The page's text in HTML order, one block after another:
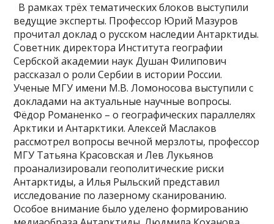
В рамках трёх тематических блоков выступили
ведущие эксперты. Профессор Юрий Мазуров
прочитал доклад о русском наследии Антарктиды.
Советник директора Института географии
Сербской академии наук Душан Филипович
рассказал о роли Сербии в истории России.
Ученые МГУ имени М.В. Ломоносова выступили с
докладами на актуальные научные вопросы.
Фёдор Романенко – о географических параллелях
Арктики и Антарктики. Алексей Маслаков
рассмотрел вопросы вечной мерзлоты, профессор
МГУ Татьяна Красовская и Лев Лукьянов
проанализировали геополитические риски
Антарктиды, а Илья Рыльский представил
исследование по лазерному сканированию.
Особое внимание было уделено формированию